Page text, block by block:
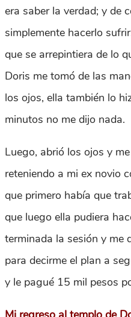
era saber la verdad; y de
simplemente hacerlo
que se arrepintiera de lo
Doris me tomó de las
los ojos, ella también lo
minutos no me dijo nada.
Luego, abrió los ojos y
reteniendo a mi ex novio
que primero había que
que luego ella pudiera
terminada la sesión y me
para decirme el plan a
y le pagué 15 mil pesos